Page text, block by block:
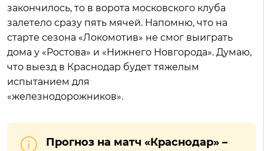
закончилось, то в ворота московского клуба
залетело сразу пять мячей. Напомню, что на
старте сезона «Локомотив» не смог выиграть
дома у «Ростова» и «Нижнего Новгорода». Думаю,
что выезд в Краснодар будет тяжелым
испытанием для
«железнодорожников».
Прогноз на матч «Краснодар» –